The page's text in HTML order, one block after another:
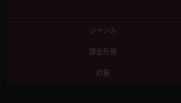
ジャンル
課金形態
対象